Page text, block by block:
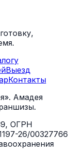
Выезд
Контакты
Амадея
ОГРН
26/00327766